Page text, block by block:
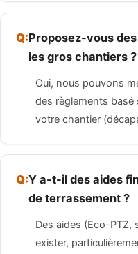
Proposez-vous
les gros chantiers ?
Oui, nous pouvons
des règlements
votre chantier
Y a-t-il des aides
de terrassement ?
Des aides (Eco-
exister,